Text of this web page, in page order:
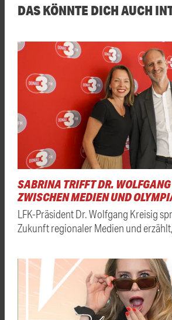
DAS KÖNNTE DICH AUCH
SABRINA TRIFFT DR.
ZWISCHEN MEDIEN UND
LFK-Präsident Dr. Wolfgang Kreisig
Zukunft regionaler Medien und